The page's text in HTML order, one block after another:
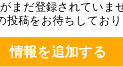
まだ登録されていま
投稿をお待ちしてお
情報を追加する